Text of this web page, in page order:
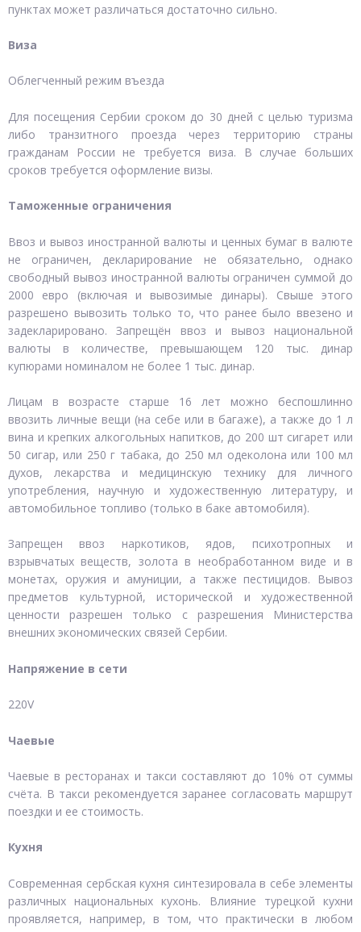
пунктах может различаться достаточно сильно.
Виза
Облегченный режим въезда
Для посещения Сербии сроком до 30 дней с целью туризма
либо транзитного проезда через территорию страны
гражданам России не требуется виза. В случае больших
сроков требуется оформление визы.
Таможенные ограничения
Ввоз и вывоз иностранной валюты и ценных бумаг в валюте
не ограничен, декларирование не обязательно, однако
свободный вывоз иностранной валюты ограничен суммой до
2000 евро (включая и вывозимые динары). Свыше этого
разрешено вывозить только то, что ранее было ввезено и
задекларировано. Запрещён ввоз и вывоз национальной
валюты в количестве, превышающем 120 тыс. динар
купюрами номиналом не более 1 тыс. динар.
Лицам в возрасте старше 16 лет можно беспошлинно
ввозить личные вещи (на себе или в багаже), а также до 1 л
вина и крепких алкогольных напитков, до 200 шт сигарет или
50 сигар, или 250 г табака, до 250 мл одеколона или 100 мл
духов, лекарства и медицинскую технику для личного
употребления, научную и художественную литературу, и
автомобильное топливо (только в баке автомобиля).
Запрещен ввоз наркотиков, ядов, психотропных и
взрывчатых веществ, золота в необработанном виде и в
монетах, оружия и амуниции, а также пестицидов. Вывоз
предметов культурной, исторической и художественной
ценности разрешен только с разрешения Министерства
внешних экономических связей Сербии.
Напряжение в сети
220V
Чаевые
Чаевые в ресторанах и такси составляют до 10% от суммы
счёта. В такси рекомендуется заранее согласовать маршрут
поездки и ее стоимость.
Кухня
Современная сербская кухня синтезировала в себе элементы
различных национальных кухонь. Влияние турецкой кухни
проявляется, например, в том, что практически в любом